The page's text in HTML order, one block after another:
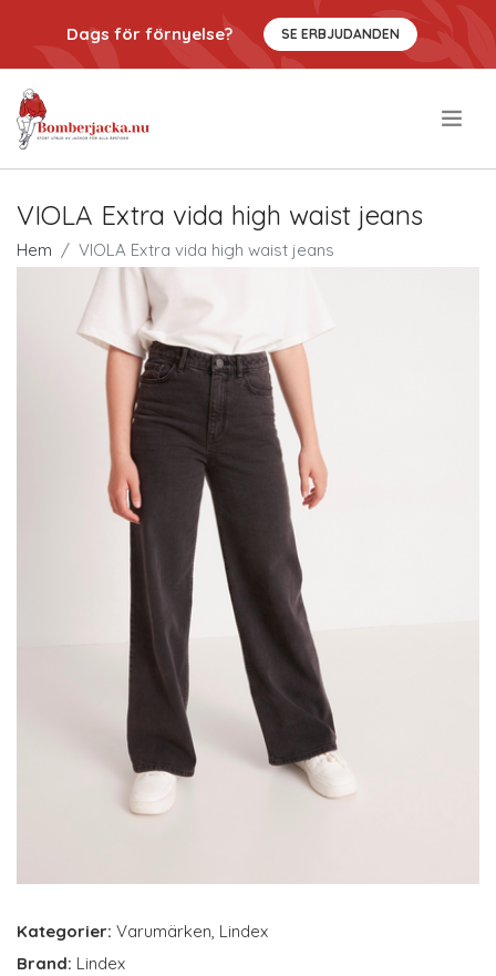
Dags för förnyelse? SE ERBJUDANDEN
VIOLA Extra vida high waist jeans
Hem VIOLA Extra vida high waist jeans
Kategorier: Varumärken, Lindex
Brand: Lindex